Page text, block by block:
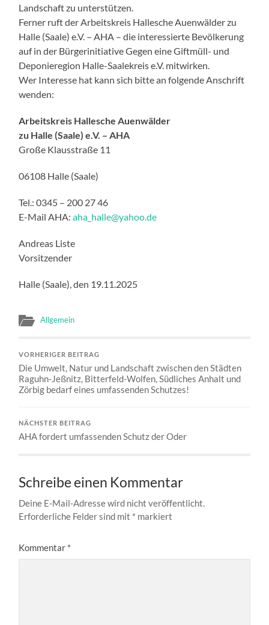
Landschaft zu unterstützen.
Ferner ruft der Arbeitskreis Hallesche Auenwälder zu
Halle (Saale) e.V. – AHA – die interessierte Bevölkerung
auf in der Bürgerinitiative Gegen eine Giftmüll- und
Deponieregion Halle-Saalekreis e.V. mitwirken.
Wer Interesse hat kann sich bitte an folgende Anschrift
wenden:
Arbeitskreis Hallesche Auenwälder
zu Halle (Saale) e.V. – AHA
Große Klausstraße 11
06108 Halle (Saale)
Tel.: 0345 – 200 27 46
E-Mail AHA:aha_halle@yahoo.de
Andreas Liste
Vorsitzender
Halle (Saale), den 19.11.2025
Allgemein
VORHERIGER BEITRAG
Die Umwelt, Natur und Landschaft zwischen den Städten
Raguhn-Jeßnitz, Bitterfeld-Wolfen, Südliches Anhalt und
Zörbig bedarf eines umfassenden Schutzes!
NÄCHSTER BEITRAG
AHA fordert umfassenden Schutz der Oder
Schreibe einen Kommentar
Deine E-Mail-Adresse wird nicht veröffentlicht.
Erforderliche Felder sind mit * markiert
Kommentar *